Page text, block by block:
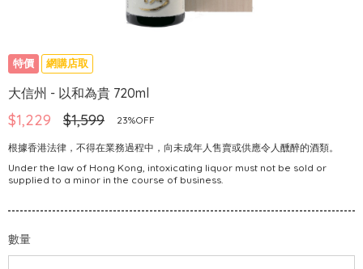
特價 網購店取
大信州 - 以和為貴 720ml
$1,229 $1,599 23%OFF
根據香港法律，不得在業務過程中，向未成年人售賣或供應令人醺醉的酒類。
Under the law of Hong Kong, intoxicating liquor must not be sold or
supplied to a minor in the course of business.
數量